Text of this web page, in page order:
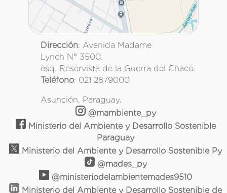
Dirección: Avenida Madame
Lynch N° 3500.
esq. Reservista de la Guerra del Chaco.
Teléfono: 021 2879000
Asunción, Paraguay.
@mambiente_py
Ministerio del Ambiente y Desarrollo Sostenible
Paraguay
Ministerio del Ambiente y Desarrollo Sostenible Py
@mades_py
@ministeriodelambientemades9510
Ministerio del Ambiente y Desarrollo Sostenible de